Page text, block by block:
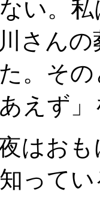
い。
さん
。そ
あえず
はお
って